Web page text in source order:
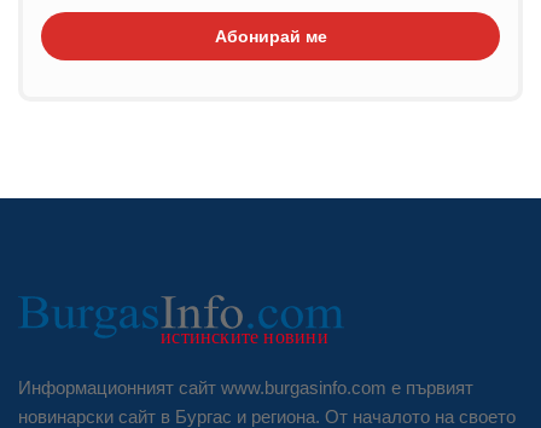
Абонирай ме
Информационният сайт www.burgasinfo.com е първият
новинарски сайт в Бургас и региона. От началото на своето